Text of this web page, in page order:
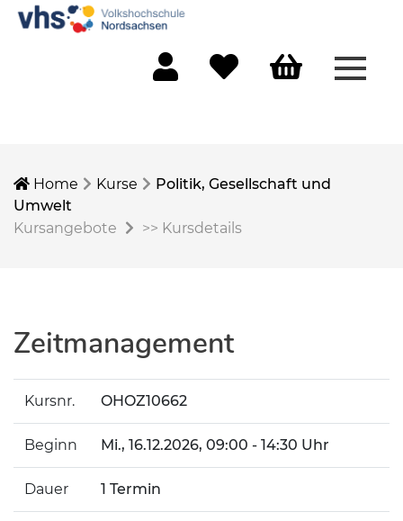
Home Kurse
Politik, Gesellschaft und
Umwelt
Kursangebote
>> Kursdetails
Zeitmanagement
Kursnr. OHOZ10662
Beginn Mi., 16.12.2026, 09:00 - 14:30 Uhr
Dauer 1 Termin